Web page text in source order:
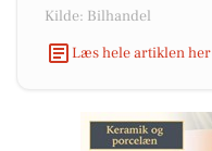
Kilde: Bilhandel
Læs hele artiklen her